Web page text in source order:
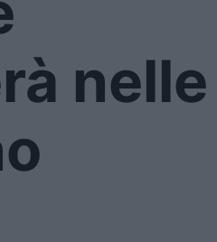
nelle